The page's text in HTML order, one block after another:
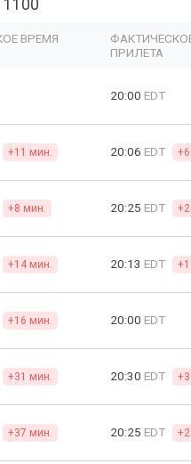
ВРЕМЯ
ПРИЛЕТА
20:00 EDT
+11 мин. 20:06 EDT
+8 мин. 20:25 EDT
+14 мин. 20:13 EDT
+16 мин. 20:00 EDT
+31 мин. 20:30 EDT
+37 мин. 20:25 EDT